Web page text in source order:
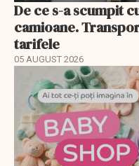
De ce s-a scumpit
camioane.
tarifele
05 AUGUST 2026